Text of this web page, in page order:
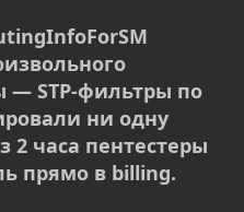
— STP-фильтры по
ни одну
2 часа пентестеры
прямо в billing.